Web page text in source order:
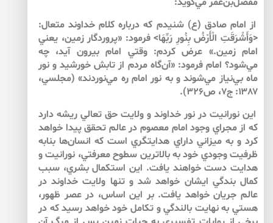
از امام صادق (ع) شنيدم كه درباره‌ كلام خداوند متعال:
<وَأَشْرَقَتِ الْأَرْضُ بِنُورِ رَبِّهَا> فرمود: «پروردگار زمين، يعني
امام زمين.» عرض كردم: وقتي امام بيرون آيد، چه
مي‌‌شود؟ امام فرمود: «آن‌گاه مردم از تابش خورشيد و نور
ماه بي‌نياز مي‌‌شوند و به نور امام ره مي‌‌نوردند» (مجلسي،
۱۳۸۷: ج۷، ص۳۲۶).
اين نورانيت در نور خداوند و ولايت حق تعالي ريشه دارد
كه از مجراي وجود امام معصوم در عالم تحقق پيدا خواهد
كرد و به ميزاني داراي هدايتگري است كه انسان‌‌ها بنابه
ظرفيت وجودي خود به بالاترين سطوح معرفتي، نورانيت و
هدايت دست خواهند يافت. اين استكمال بشري، سبب
كمال بندگي ايشان خواهد شد و تنها ولايت خداوند در
عالم جريان خواهد يافت. بر اين اساس، در عصر ظهور،
هستي به نهايت بالندگي و تكامل خود خواهد رسيد كه در